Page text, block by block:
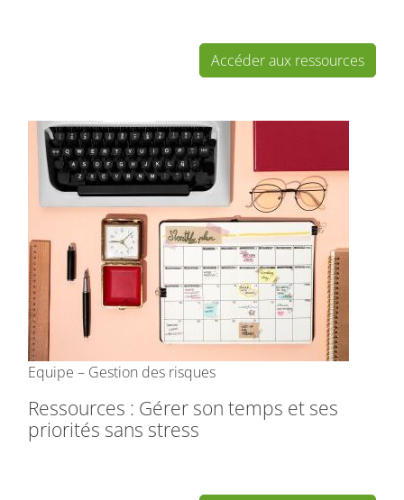
Accéder aux ressources
Equipe – Gestion des risques
Ressources : Gérer son temps et ses
priorités sans stress